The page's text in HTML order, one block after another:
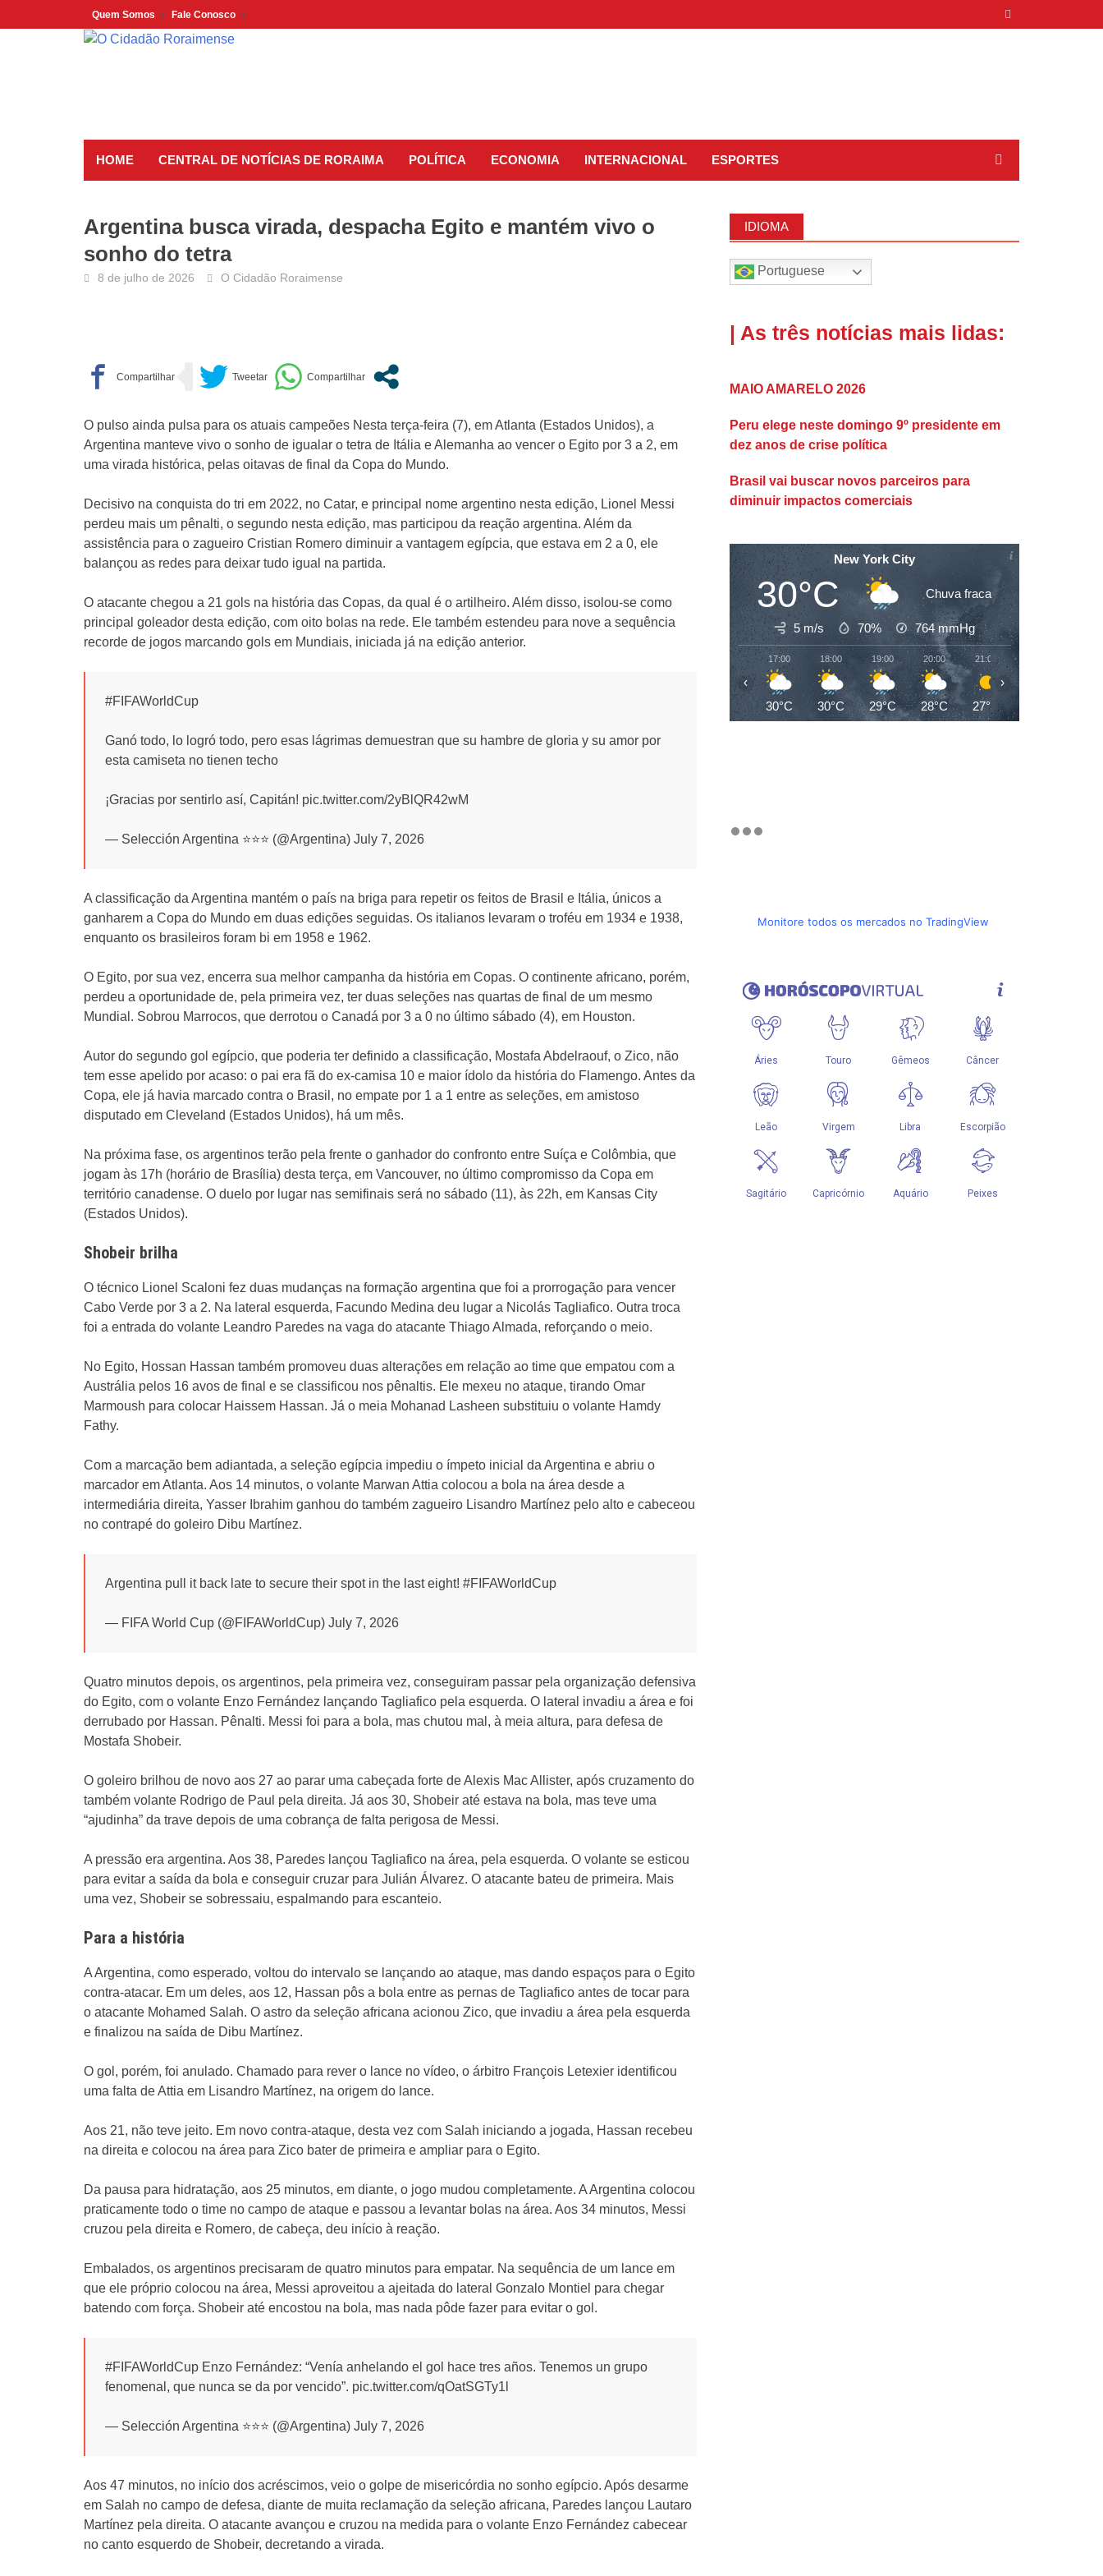
to
Quem Somos Fale Conosco
HOME CENTRAL DE NOTÍCIAS DE RORAIMA POLÍTICA ECONOMIA INTERNACIONAL ESPORTES
Argentina busca virada, despacha Egito e mantém vivo o
sonho do tetra
8 de julho de 2026 O Cidadão Roraimense
O pulso ainda pulsa para os atuais campeões Nesta terça-feira (7), em Atlanta (Estados Unidos), a
Argentina manteve vivo o sonho de igualar o tetra de Itália e Alemanha ao vencer o Egito por 3 a 2, em
uma virada histórica, pelas oitavas de final da Copa do Mundo.
Decisivo na conquista do tri em 2022, no Catar, e principal nome argentino nesta edição, Lionel Messi
perdeu mais um pênalti, o segundo nesta edição, mas participou da reação argentina. Além da
assistência para o zagueiro Cristian Romero diminuir a vantagem egípcia, que estava em 2 a 0, ele
balançou as redes para deixar tudo igual na partida.
O atacante chegou a 21 gols na história das Copas, da qual é o artilheiro. Além disso, isolou-se como
principal goleador desta edição, com oito bolas na rede. Ele também estendeu para nove a sequência
recorde de jogos marcando gols em Mundiais, iniciada já na edição anterior.
#FIFAWorldCup
Ganó todo, lo logró todo, pero esas lágrimas demuestran que su hambre de gloria y su amor por
esta camiseta no tienen techo
¡Gracias por sentirlo así, Capitán! pic.twitter.com/2yBlQR42wM
— Selección Argentina ⭐⭐⭐ (@Argentina) July 7, 2026
A classificação da Argentina mantém o país na briga para repetir os feitos de Brasil e Itália, únicos a
ganharem a Copa do Mundo em duas edições seguidas. Os italianos levaram o troféu em 1934 e 1938,
enquanto os brasileiros foram bi em 1958 e 1962.
O Egito, por sua vez, encerra sua melhor campanha da história em Copas. O continente africano, porém,
perdeu a oportunidade de, pela primeira vez, ter duas seleções nas quartas de final de um mesmo
Mundial. Sobrou Marrocos, que derrotou o Canadá por 3 a 0 no último sábado (4), em Houston.
Autor do segundo gol egípcio, que poderia ter definido a classificação, Mostafa Abdelraouf, o Zico, não
tem esse apelido por acaso: o pai era fã do ex-camisa 10 e maior ídolo da história do Flamengo. Antes da
Copa, ele já havia marcado contra o Brasil, no empate por 1 a 1 entre as seleções, em amistoso
disputado em Cleveland (Estados Unidos), há um mês.
Na próxima fase, os argentinos terão pela frente o ganhador do confronto entre Suíça e Colômbia, que
jogam às 17h (horário de Brasília) desta terça, em Vancouver, no último compromisso da Copa em
território canadense. O duelo por lugar nas semifinais será no sábado (11), às 22h, em Kansas City
(Estados Unidos).
Shobeir brilha
O técnico Lionel Scaloni fez duas mudanças na formação argentina que foi a prorrogação para vencer
Cabo Verde por 3 a 2. Na lateral esquerda, Facundo Medina deu lugar a Nicolás Tagliafico. Outra troca
foi a entrada do volante Leandro Paredes na vaga do atacante Thiago Almada, reforçando o meio.
No Egito, Hossan Hassan também promoveu duas alterações em relação ao time que empatou com a
Austrália pelos 16 avos de final e se classificou nos pênaltis. Ele mexeu no ataque, tirando Omar
Marmoush para colocar Haissem Hassan. Já o meia Mohanad Lasheen substituiu o volante Hamdy
Fathy.
Com a marcação bem adiantada, a seleção egípcia impediu o ímpeto inicial da Argentina e abriu o
marcador em Atlanta. Aos 14 minutos, o volante Marwan Attia colocou a bola na área desde a
intermediária direita, Yasser Ibrahim ganhou do também zagueiro Lisandro Martínez pelo alto e cabeceou
no contrapé do goleiro Dibu Martínez.
Argentina pull it back late to secure their spot in the last eight! #FIFAWorldCup
— FIFA World Cup (@FIFAWorldCup) July 7, 2026
Quatro minutos depois, os argentinos, pela primeira vez, conseguiram passar pela organização defensiva
do Egito, com o volante Enzo Fernández lançando Tagliafico pela esquerda. O lateral invadiu a área e foi
derrubado por Hassan. Pênalti. Messi foi para a bola, mas chutou mal, à meia altura, para defesa de
Mostafa Shobeir.
O goleiro brilhou de novo aos 27 ao parar uma cabeçada forte de Alexis Mac Allister, após cruzamento do
também volante Rodrigo de Paul pela direita. Já aos 30, Shobeir até estava na bola, mas teve uma
“ajudinha” da trave depois de uma cobrança de falta perigosa de Messi.
A pressão era argentina. Aos 38, Paredes lançou Tagliafico na área, pela esquerda. O volante se esticou
para evitar a saída da bola e conseguir cruzar para Julián Álvarez. O atacante bateu de primeira. Mais
uma vez, Shobeir se sobressaiu, espalmando para escanteio.
Para a história
A Argentina, como esperado, voltou do intervalo se lançando ao ataque, mas dando espaços para o Egito
contra-atacar. Em um deles, aos 12, Hassan pôs a bola entre as pernas de Tagliafico antes de tocar para
o atacante Mohamed Salah. O astro da seleção africana acionou Zico, que invadiu a área pela esquerda
e finalizou na saída de Dibu Martínez.
O gol, porém, foi anulado. Chamado para rever o lance no vídeo, o árbitro François Letexier identificou
uma falta de Attia em Lisandro Martínez, na origem do lance.
Aos 21, não teve jeito. Em novo contra-ataque, desta vez com Salah iniciando a jogada, Hassan recebeu
na direita e colocou na área para Zico bater de primeira e ampliar para o Egito.
Da pausa para hidratação, aos 25 minutos, em diante, o jogo mudou completamente. A Argentina colocou
praticamente todo o time no campo de ataque e passou a levantar bolas na área. Aos 34 minutos, Messi
cruzou pela direita e Romero, de cabeça, deu início à reação.
Embalados, os argentinos precisaram de quatro minutos para empatar. Na sequência de um lance em
que ele próprio colocou na área, Messi aproveitou a ajeitada do lateral Gonzalo Montiel para chegar
batendo com força. Shobeir até encostou na bola, mas nada pôde fazer para evitar o gol.
#FIFAWorldCup Enzo Fernández: “Venía anhelando el gol hace tres años. Tenemos un grupo
fenomenal, que nunca se da por vencido”. pic.twitter.com/qOatSGTy1l
— Selección Argentina ⭐⭐⭐ (@Argentina) July 7, 2026
Aos 47 minutos, no início dos acréscimos, veio o golpe de misericórdia no sonho egípcio. Após desarme
em Salah no campo de defesa, diante de muita reclamação da seleção africana, Paredes lançou Lautaro
Martínez pela direita. O atacante avançou e cruzou na medida para o volante Enzo Fernández cabecear
no canto esquerdo de Shobeir, decretando a virada.
IDIOMA
Portuguese
| As três notícias mais lidas:
MAIO AMARELO 2026
Peru elege neste domingo 9º presidente em
dez anos de crise política
Brasil vai buscar novos parceiros para
diminuir impactos comerciais
New York City
30°C Chuva fraca
5 m/s 70% 764mmHg
17:00
30°C
18:00
30°C
19:00
29°C
20:00
28°C
21:00
27°C
‹ ›
Monitore todos os mercados no TradingView